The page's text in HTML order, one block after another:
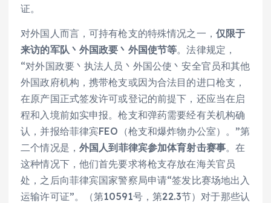
证。
对外国人而言，可持有枪支的特殊情况之一， 仅限于
来访的军队丶外国政要丶外国使节等。法律规定，
“对外国政要丶执法人员丶外国公使丶安全官员和其他
外国政府机构，携带枪支或因为合法目的进口枪支，
在原产国正式签发许可或登记的前提下，还应当在启
程和入境前如实申报。枪支和弹药需要经有关机构确
认，并报给菲律宾FEO（枪支和爆炸物办公室）。”第
二个情况是， 外国人到菲律宾参加体育射击赛事。在
这种情况下，他们首先要求将枪支存放在海关官员
处，之后向菲律宾国家警察局申请“签发比赛场地出入
运输许可证”。（第10591号，第22.3节）对于那些认